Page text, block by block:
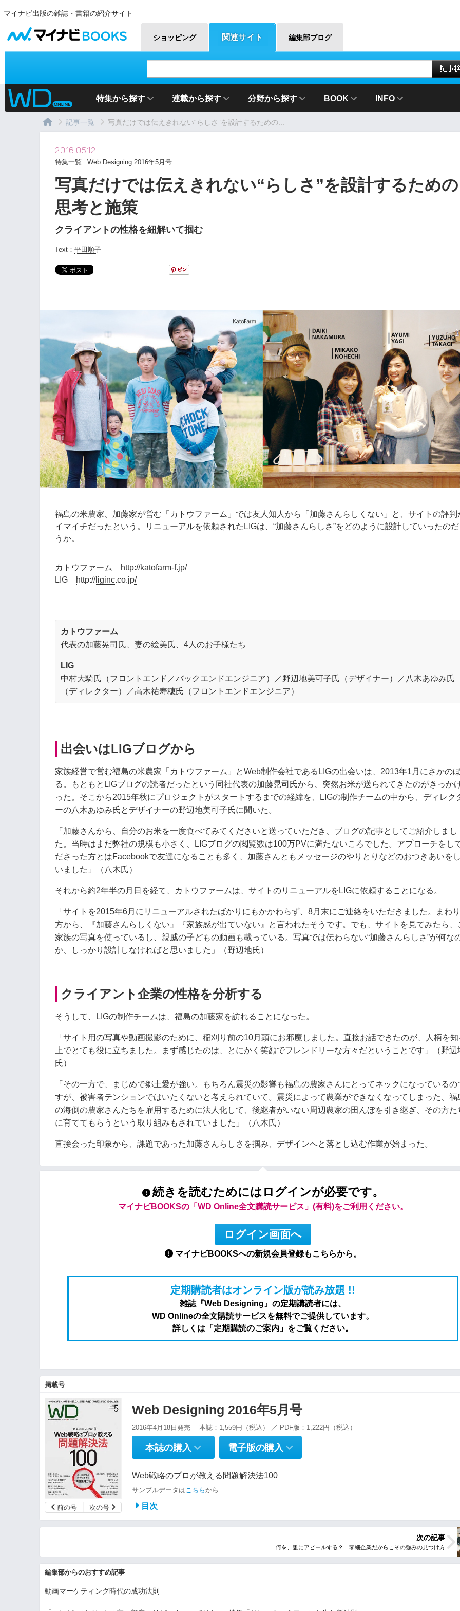
マイナビ出版の雑誌・書籍の紹介サイト
マイナビBOOKS
ショッピング 関連サイト 編集部ブログ
特集から探す 連載から探す 分野から探す BOOK INFO
記事一覧 写真だけでは伝えきれない“らしさ”を設計するための...
2016.05.12
特集一覧 Web Designing 2016年5月号
写真だけでは伝えきれない“らしさ”を設計するための
思考と施策
クライアントの性格を紐解いて掴む
Text： 平田順子
福島の米農家、加藤家が営む「カトウファーム」では友人知人から「加藤さんらしくない」と、サイトの評判
イマイチだったという。リニューアルを依頼されたLIGは、“加藤さんらしさ”をどのように設計していったのだ
うか。
カトウファーム
http://katofarm-f.jp/
LIG
http://liginc.co.jp/
カトウファーム
代表の加藤晃司氏、妻の絵美氏、4人のお子様たち
LIG
中村大騎氏（フロントエンド／バックエンドエンジニア）／野辺地美可子氏（デザイナー）／八木あゆみ氏
（ディレクター）／高木祐寿穂氏（フロントエンドエンジニア）
出会いはLIGブログから
家族経営で営む福島の米農家「カトウファーム」とWeb制作会社であるLIGの出会いは、2013年1月にさかの
る。もともとLIGブログの読者だったという同社代表の加藤晃司氏から、突然お米が送られてきたのがきっか
った。そこから2015年秋にプロジェクトがスタートするまでの経緯を、LIGの制作チームの中から、ディレク
ーの八木あゆみ氏とデザイナーの野辺地美可子氏に聞いた。
「加藤さんから、自分のお米を一度食べてみてくださいと送っていただき、ブログの記事としてご紹介しまし
た。当時はまだ弊社の規模も小さく、LIGブログの閲覧数は100万PVに満たないころでした。アプローチをし
ださった方とはFacebookで友達になることも多く、加藤さんともメッセージのやりとりなどのおつきあいを
いました」（八木氏）
それから約2年半の月日を経て、カトウファームは、サイトのリニューアルをLIGに依頼することになる。
「サイトを2015年6月にリニューアルされたばかりにもかかわらず、8月末にご連絡をいただきました。まわ
方から、『加藤さんらしくない』『家族感が出ていない』と言われたそうです。でも、サイトを見てみたら、
家族の写真を使っているし、親戚の子どもの動画も載っている。写真では伝わらない“加藤さんらしさ”が何な
か、しっかり設計しなければと思いました」（野辺地氏）
クライアント企業の性格を分析する
そうして、LIGの制作チームは、福島の加藤家を訪れることになった。
「サイト用の写真や動画撮影のために、稲刈り前の10月頭にお邪魔しました。直接お話できたのが、人柄を知
上でとても役に立ちました。まず感じたのは、とにかく笑顔でフレンドリーな方々だということです」（野辺
氏）
「その一方で、まじめで郷土愛が強い。もちろん震災の影響も福島の農家さんにとってネックになっているの
すが、被害者テンションではいたくないと考えられていて。震災によって農業ができなくなってしまった、福
の海側の農家さんたちを雇用するために法人化して、後継者がいない周辺農家の田んぼを引き継ぎ、その方た
に育ててもらうという取り組みもされていました」（八木氏）
直接会った印象から、課題であった加藤さんらしさを掴み、デザインへと落とし込む作業が始まった。
続きを読むためにはログインが必要です。
マイナビBOOKSの「WD Online全文購読サービス」(有料)をご利用ください。
ログイン画面へ
マイナビBOOKSへの新規会員登録もこちらから。
定期購読者はオンライン版が読み放題 !!
雑誌『Web Designing』の定期講読者には、
WD Onlineの全文購読サービスを無料でご提供しています。
詳しくは「定期購読のご案内」をご覧ください。
掲載号
前の号 次の号
Web Designing 2016年5月号
2016年4月18日発売 本誌：1,559円（税込） ／ PDF版：1,222円（税込）
本誌の購入 電子版の購入
Web戦略のプロが教える問題解決法100
サンプルデータはこちらから
目次
次の記事
編集部からのおすすめ記事
動画マーケティング時代の成功法則